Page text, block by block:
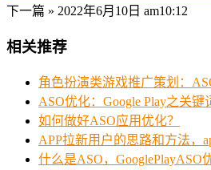
下一篇 » 2022年6月10日 am10:12
相关推荐
角色扮演类游戏推广策划：
ASO优化：Google Play之关键
如何做好ASO应用优化？
APP拉新用户的思路和方法，
什么是ASO，GooglePlayASO